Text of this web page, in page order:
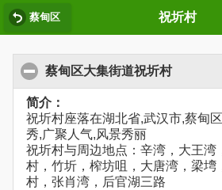
蔡甸区 祝圻村
蔡甸区大集街道祝圻村
简介：
祝圻村座落在湖北省,武汉市,蔡甸
秀,广聚人气,风景秀丽
祝圻村与周边地点：辛湾，大王湾
村，竹圻，榨坊咀，大唐湾，梁塆
村，张肖湾，后官湖三路